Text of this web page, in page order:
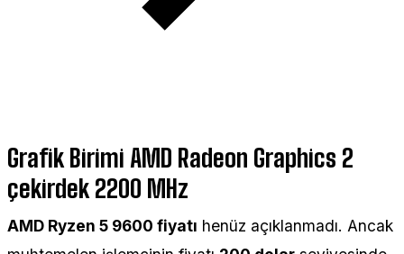
Grafik Birimi AMD Radeon Graphics 2
çekirdek 2200 MHz
AMD Ryzen 5 9600 fiyatı henüz açıklanmadı. Ancak